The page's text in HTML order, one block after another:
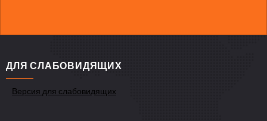
ДЛЯ СЛАБОВИДЯЩИХ
Версия для слабовидящих